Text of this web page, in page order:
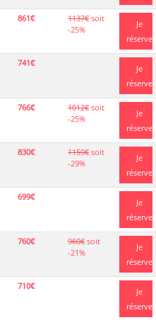
861€ 1137€ soit
-25%
Je
réserve
741€
Je
réserve
766€ 1012€ soit
-25%
Je
réserve
830€ 1159€ soit
-29%
Je
réserve
699€
Je
réserve
760€ 960€ soit
-21%
Je
réserve
710€
Je
réserve